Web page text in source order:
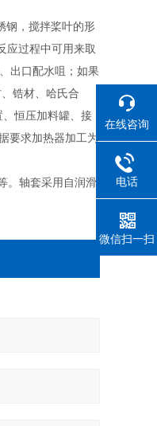
钢，搅拌桨叶的形
应过程中可用来取
出口配水咀；如果
锆材、哈氏合
恒压加料罐、接
要求加热器加工为
。轴套采用自润滑
在线咨询
电话
微信扫一扫